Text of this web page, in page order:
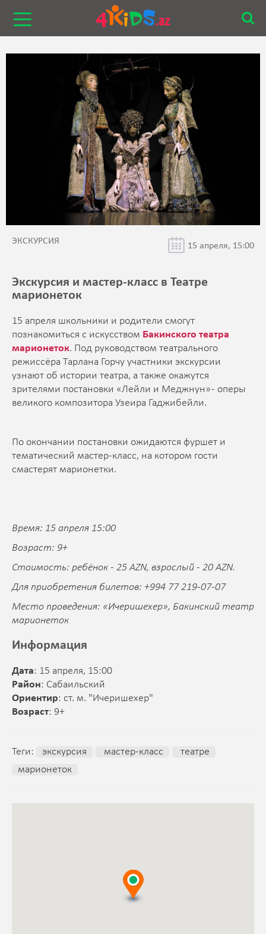
ЭКСКУРСИЯ 15 апреля, 15:00
Экскурсия и мастер-класс в Театре
марионеток
15 апреля школьники и родители смогут
познакомиться с искусством Бакинского театра
марионеток. Под руководством театрального
режиссёра Тарлана Горчу участники экскурсии
узнают об истории театра, а также окажутся
зрителями постановки «Лейли и Меджнун» - оперы
великого композитора Узеира Гаджибейли.
По окончании постановки ожидаются фуршет и
тематический мастер-класс, на котором гости
смастерят марионетки.
Время: 15 апреля 15:00
Возраст: 9+
Стоимость: ребёнок - 25 AZN, взрослый - 20 AZN.
Для приобретения билетов: +994 77 219-07-07
Место проведения: «Ичеришехер», Бакинский театр
марионеток
Информация
Дата: 15 апреля, 15:00
Район: Сабаильский
Ориентир: ст. м. "Ичеришехер"
Возраст: 9+
Теги: экскурсия мастер-класс
театре
марионеток